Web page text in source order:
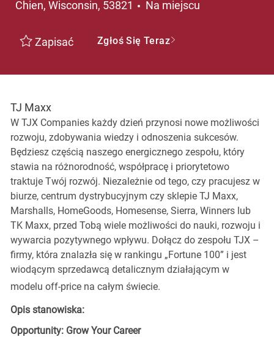
Chien, Wisconsin, 53821
Na miejscu
Zapisać Zgłoś Się Teraz
TJ Maxx
W TJX Companies każdy dzień przynosi nowe możliwości
rozwoju, zdobywania wiedzy i odnoszenia sukcesów.
Będziesz częścią naszego energicznego zespołu, który
stawia na różnorodność, współpracę i priorytetowo
traktuje Twój rozwój. Niezależnie od tego, czy pracujesz w
biurze, centrum dystrybucyjnym czy sklepie TJ Maxx,
Marshalls, HomeGoods, Homesense, Sierra, Winners lub
TK Maxx, przed Tobą wiele możliwości do nauki, rozwoju i
wywarcia pozytywnego wpływu. Dołącz do zespołu TJX –
firmy, która znalazła się w rankingu „Fortune 100” i jest
wiodącym sprzedawcą detalicznym działającym w
modelu off-price na całym świecie.
Opis stanowiska:
Opportunity: Grow Your Career